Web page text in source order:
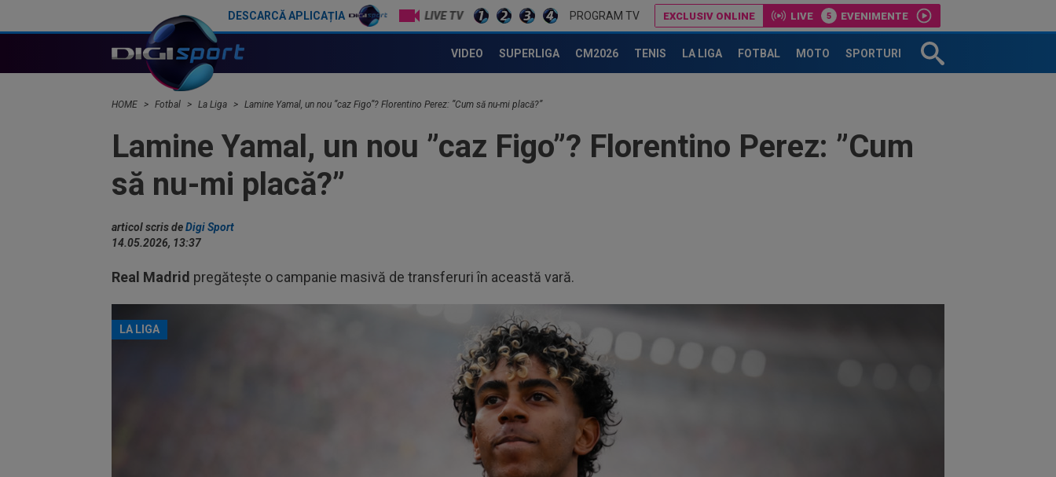
DESCARCĂ APLICAȚIA LIVE TV PROGRAM TV EXCLUSIV ONLINE LIVE EVENIMENTE
VIDEO SUPERLIGA CM2026 TENIS LA LIGA FOTBAL MOTO SPORTURI
HOME Fotbal La Liga Lamine Yamal, un nou ”caz Figo”? Florentino Perez: ”Cum să nu-mi placă?”
Lamine Yamal, un nou ”caz Figo”? Florentino Perez: ”Cum
să nu-mi placă?”
articol scris deDigi Sport
14.05.2026, 13:37
Real Madrid pregătește o campanie masivă de transferuri în această vară.
LA LIGA